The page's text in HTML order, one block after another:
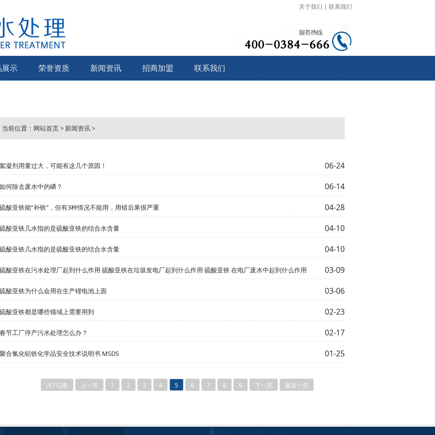
关于我们 | 联系我们
示 荣誉资质 新闻资讯 招商加盟 联系我们
当前位置： 网站首页> 新闻资讯>
06-24
凝剂用量过大，可能有这几个原因！
06-14
何除去废水中的磷？
04-28
酸亚铁能“补铁”，但有3种情况不能用，用错后果很严重
04-10
酸亚铁几水指的是硫酸亚铁的结合水含量
04-10
酸亚铁几水指的是硫酸亚铁的结合水含量
03-09
酸亚铁在污水处理厂起到什么作用 硫酸亚铁在垃圾发电厂起到什么作用 硫酸亚铁 在电厂废水中起到什么作用
03-06
酸亚铁为什么会用在生产锂电池上面
02-23
酸亚铁都是哪些领域上需要用到
02-17
节工厂停产污水处理怎么办？
01-25
合氯化铝铁化学品安全技术说明书 MSDS
共712条 上一页 1 2 3 4 5 6 7 8 9 下一页 最后一页